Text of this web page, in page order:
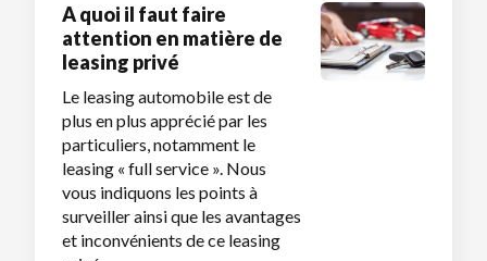
A quoi il faut faire
attention en matière de
leasing privé
Le leasing automobile est de
plus en plus apprécié par les
particuliers, notamment le
leasing « full service ». Nous
vous indiquons les points à
surveiller ainsi que les avantages
et inconvénients de ce leasing